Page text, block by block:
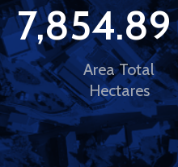
Area Total
Hectares
7,854.89